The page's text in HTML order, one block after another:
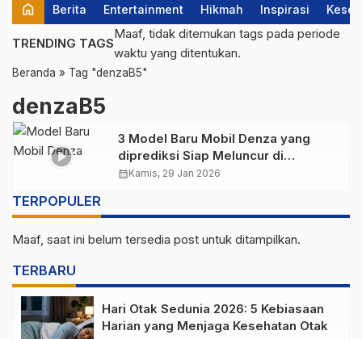
home Berita Entertainment Hikmah Inspirasi
TRENDING TAGS
Maaf, tidak ditemukan tags pada periode
waktu yang ditentukan.
Beranda » Tag "denzaB5"
denzaB5
3 Model Baru Mobil Denza yang
diprediksi Siap Meluncur di
Indonesia Tahun 2026
calendar_monthKamis, 29 Jan 2026
TERPOPULER
Maaf, saat ini belum tersedia post untuk ditampilkan.
TERBARU
Hari Otak Sedunia 2026: 5 Kebiasaan
Harian yang Menjaga Kesehatan Otak